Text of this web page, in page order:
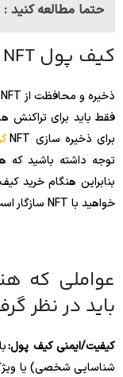
حتما مطالعه کنید :
کیف پول NFT چقدر هزینه دارد؟
فقط باید برای تراکنش
برای ذخیره سازی NFT
بنابراین هنگام خرید
خواهید با NFT سازگار است.
باید در نظر
کیفیت/ایمنی کیف پول: